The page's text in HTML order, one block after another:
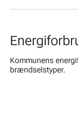
Kommunens
brændselstyper.